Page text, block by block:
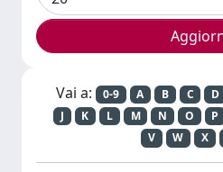
Vai a: 0-9 A B C D
J
K L M N O P
V
W X